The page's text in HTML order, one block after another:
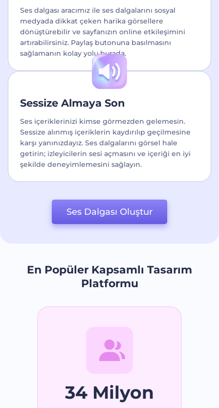
Ses dalgası aracımız ile ses dalgalarını sosyal
medyada dikkat çeken harika görsellere
dönüştürebilir ve sayfanızın online etkileşimini
artırabilirsiniz. Paylaş butonuna basılmasını
sağlamanın kolay yolu burada.
Sessize Almaya Son
Ses içeriklerinizi kimse görmezden gelemesin.
Sessize alınmış içeriklerin kaydırılıp geçilmesine
karşı yanınızdayız. Ses dalgalarını görsel hale
getirin; izleyicilerin sesi açmasını ve içeriği en iyi
şekilde deneyimlemesini sağlayın.
Ses Dalgası Oluştur
En Popüler Kapsamlı Tasarım
Platformu
34 Milyon